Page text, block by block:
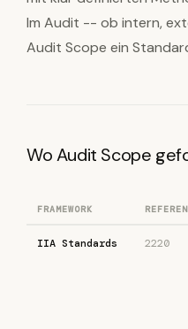
Im Audit -- ob intern,
Audit Scope ein
Wo Audit Scope
FRAMEWORK
IIA Standards 2220